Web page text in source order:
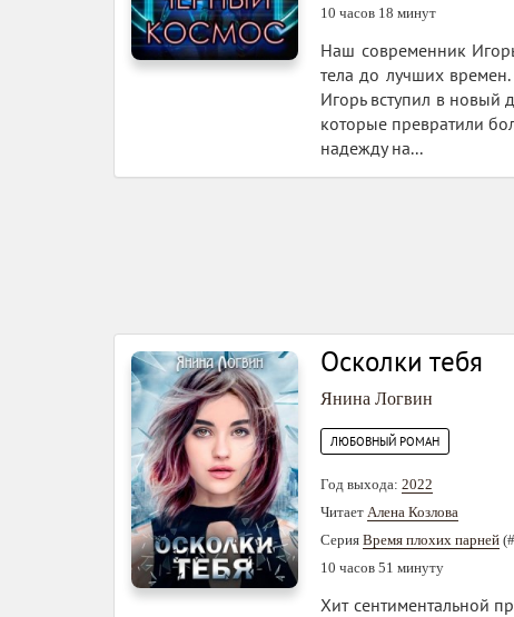
10 часов 18 минут
Наш современник
тела до лучших
Игорь вступил в новый
которые превратили
надежду на...
Осколки тебя
Янина Логвин
ЛЮБОВНЫЙ РОМАН
Год выхода: 2022
Читает Алена Козлова
Серия Время плохих парней
10 часов 51 минуту
Хит сентиментальной